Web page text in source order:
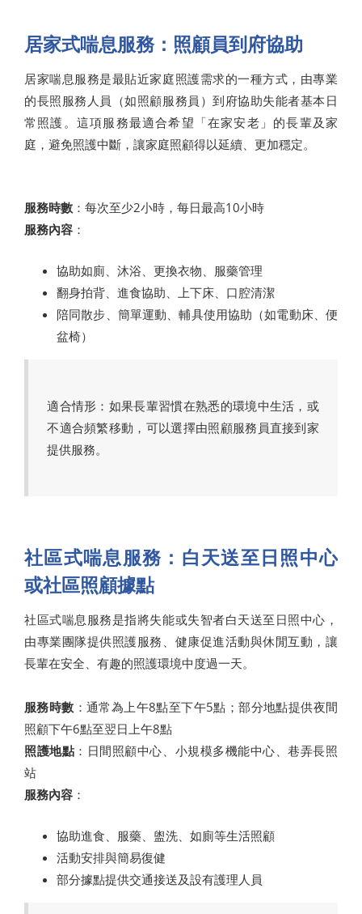
居家式喘息服務：照顧員到府協助
居家喘息服務是最貼近家庭照護需求的一種方式，由專業
的長照服務人員（如照顧服務員）到府協助失能者基本日
常照護。這項服務最適合希望「在家安老」的長輩及家
庭，避免照護中斷，讓家庭照顧得以延續、更加穩定。
服務時數 ：每次至少2小時，每日最高10小時
服務內容 ：
協助如廁、沐浴、更換衣物、服藥管理
翻身拍背、進食協助、上下床、口腔清潔
陪同散步、簡單運動、輔具使用協助（如電動床、便
盆椅）
適合情形：如果長輩習慣在熟悉的環境中生活，或
不適合頻繁移動，可以選擇由照顧服務員直接到家
提供服務。
社區式喘息服務：白天送至日照中心
或社區照顧據點
社區式喘息服務是指將失能或失智者白天送至日照中心，
由專業團隊提供照護服務、健康促進活動與休閒互動，讓
長輩在安全、有趣的照護環境中度過一天。
服務時數 ：通常為上午8點至下午5點；部分地點提供夜間
照顧下午6點至翌日上午8點
照護地點 ：日間照顧中心、小規模多機能中心、巷弄長照
站
服務內容 ：
協助進食、服藥、盥洗、如廁等生活照顧
活動安排與簡易復健
部分據點提供交通接送及設有護理人員